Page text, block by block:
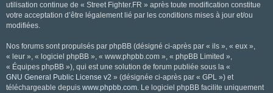
utilisation continue de « Street Fighter.FR » après toute modification constitue
votre acceptation d’être légalement lié par les conditions mises à jour et/ou
modifiées.
Nos forums sont propulsés par phpBB (désigné ci-après par « ils », « eux »,
« leur », « logiciel phpBB », « www.phpbb.com », « phpBB Limited »,
« Équipes phpBB »), qui est une solution de forum publiée sous la «
GNU General Public License v2 » (désignée ci-après par « GPL ») et
téléchargeable depuis www.phpbb.com. Le logiciel phpBB facilite uniquement